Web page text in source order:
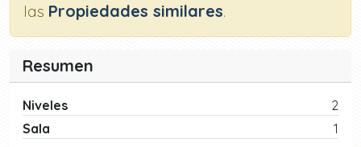
las Propiedades similares.
Resumen
Niveles
2
Sala
1